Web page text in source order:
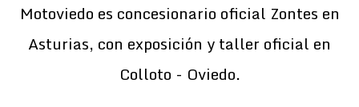
Motoviedo es concesionario oficial Zontes en
Asturias, con exposición y taller oficial en
Colloto - Oviedo.